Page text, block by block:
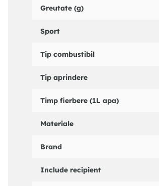
Greutate (g)
Sport
Tip combustibil
Tip aprindere
Timp fierbere (1L apa)
Materiale
Brand
Include recipient